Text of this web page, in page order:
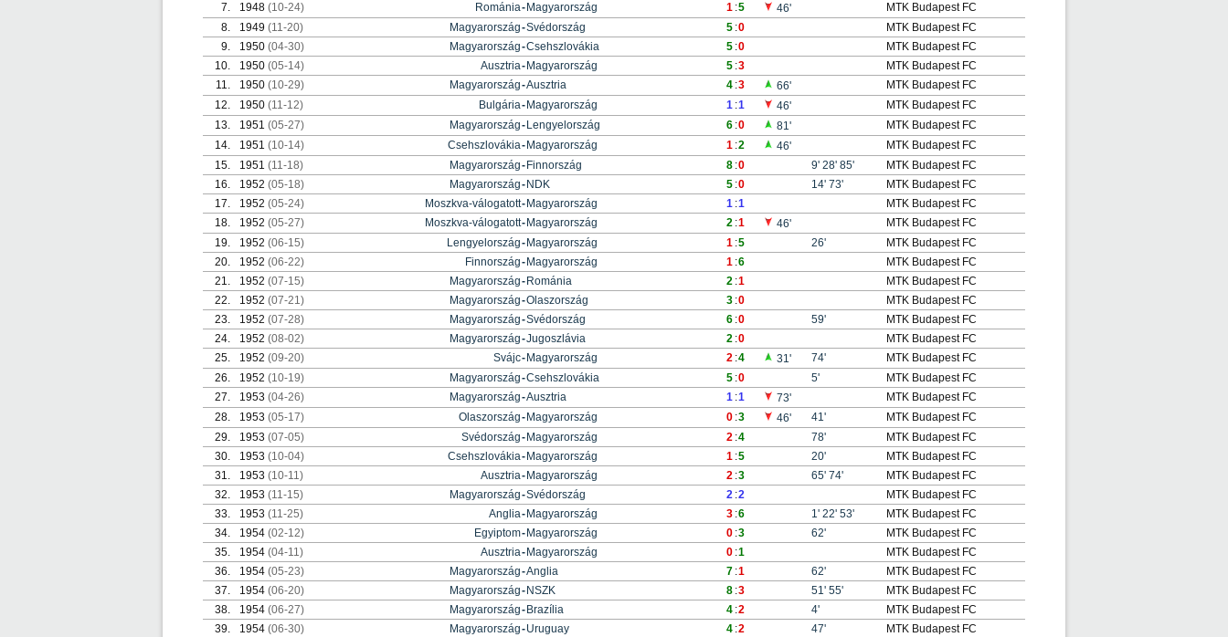
7.
1948 (10-24) Románia- Magyarország 1 :5 46'
MTK Budapest FC
8.
1949 (11-20) Magyarország-Svédország 5 :0
MTK Budapest FC
9.
1950 (04-30) Magyarország-Csehszlovákia 5 :0
MTK Budapest FC
10.
1950 (05-14) Ausztria- Magyarország 5 :3
MTK Budapest FC
11.
1950 (10-29) Magyarország-Ausztria 4 :3 66'
MTK Budapest FC
12.
1950 (11-12) Bulgária- Magyarország 1 :1 46'
MTK Budapest FC
13.
1951 (05-27) Magyarország- Lengyelország 6 :0 81'
MTK Budapest FC
14.
1951 (10-14) Csehszlovákia- Magyarország 1 :2 46'
MTK Budapest FC
15.
1951 (11-18) Magyarország- Finnország 8 :0 9' 28' 85'
MTK Budapest FC
16.
1952 (05-18) Magyarország- NDK 5 :0 14' 73'
MTK Budapest FC
17.
1952 (05-24) Moszkva-válogatott- Magyarország 1 :1
MTK Budapest FC
18.
1952 (05-27) Moszkva-válogatott- Magyarország 2 :1 46'
MTK Budapest FC
19.
1952 (06-15) Lengyelország- Magyarország 1 :5 26'
MTK Budapest FC
20.
1952 (06-22) Finnország- Magyarország 1 :6
MTK Budapest FC
21.
1952 (07-15) Magyarország- Románia 2 :1
MTK Budapest FC
22.
1952 (07-21) Magyarország-Olaszország 3 :0
MTK Budapest FC
23.
1952 (07-28) Magyarország-Svédország 6 :0 59'
MTK Budapest FC
24.
1952 (08-02) Magyarország-Jugoszlávia 2 :0
MTK Budapest FC
25.
1952 (09-20) Svájc- Magyarország 2 :4 31' 74'
MTK Budapest FC
26.
1952 (10-19) Magyarország-Csehszlovákia 5 :0 5'
MTK Budapest FC
27.
1953 (04-26) Magyarország-Ausztria 1 :1 73'
MTK Budapest FC
28.
1953 (05-17) Olaszország- Magyarország 0 :3 46' 41'
MTK Budapest FC
29.
1953 (07-05) Svédország- Magyarország 2 :4 78'
MTK Budapest FC
30.
1953 (10-04) Csehszlovákia- Magyarország 1 :5 20'
MTK Budapest FC
31.
1953 (10-11) Ausztria- Magyarország 2 :3 65' 74'
MTK Budapest FC
32.
1953 (11-15) Magyarország-Svédország 2 :2
MTK Budapest FC
33.
1953 (11-25) Anglia- Magyarország 3 :6 1' 22' 53'
MTK Budapest FC
34.
1954 (02-12) Egyiptom- Magyarország 0 :3 62'
MTK Budapest FC
35.
1954 (04-11) Ausztria- Magyarország 0 :1
MTK Budapest FC
36.
1954 (05-23) Magyarország-Anglia 7 :1 62'
MTK Budapest FC
37.
1954 (06-20) Magyarország- NSZK 8 :3 51' 55'
MTK Budapest FC
38.
1954 (06-27) Magyarország- Brazília 4 :2 4'
MTK Budapest FC
39.
1954 (06-30) Magyarország-Uruguay 4 :2 47'
MTK Budapest FC